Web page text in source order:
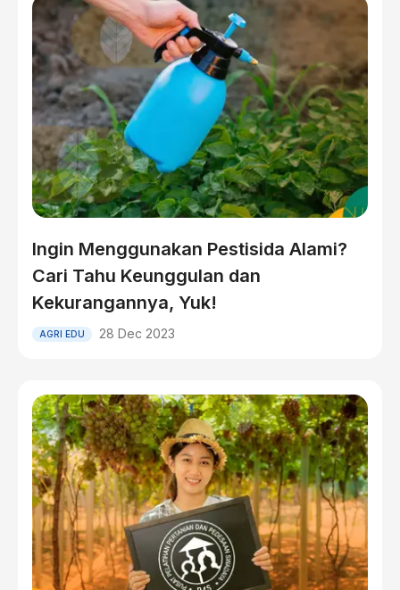
Ingin Menggunakan Pestisida Alami?
Cari Tahu Keunggulan dan
Kekurangannya, Yuk!
AGRI EDU 28 Dec 2023